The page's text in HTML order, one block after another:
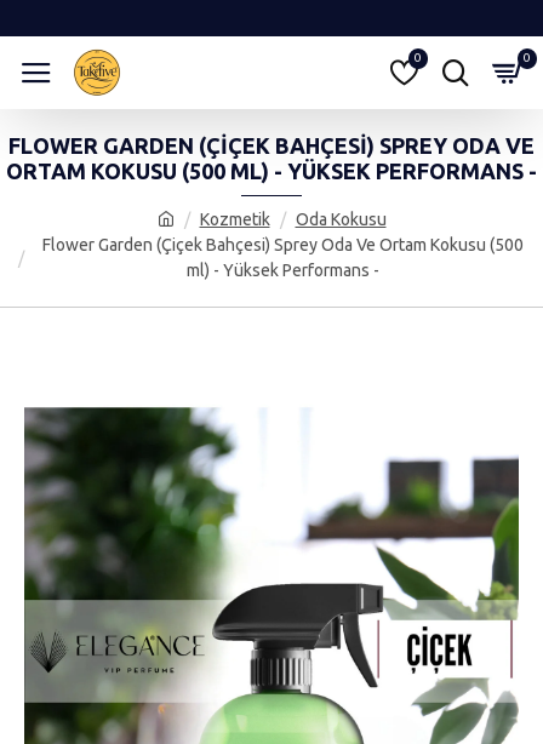
0 0
Kozmetik
Oda Kokusu
Flower Garden (Çiçek Bahçesi) Sprey Oda Ve Ortam Kokusu (500
ml) - Yüksek Performans -
FLOWER GARDEN (ÇIÇEK BAHÇESI) SPREY ODA VE
ORTAM KOKUSU (500 ML) - YÜKSEK PERFORMANS -